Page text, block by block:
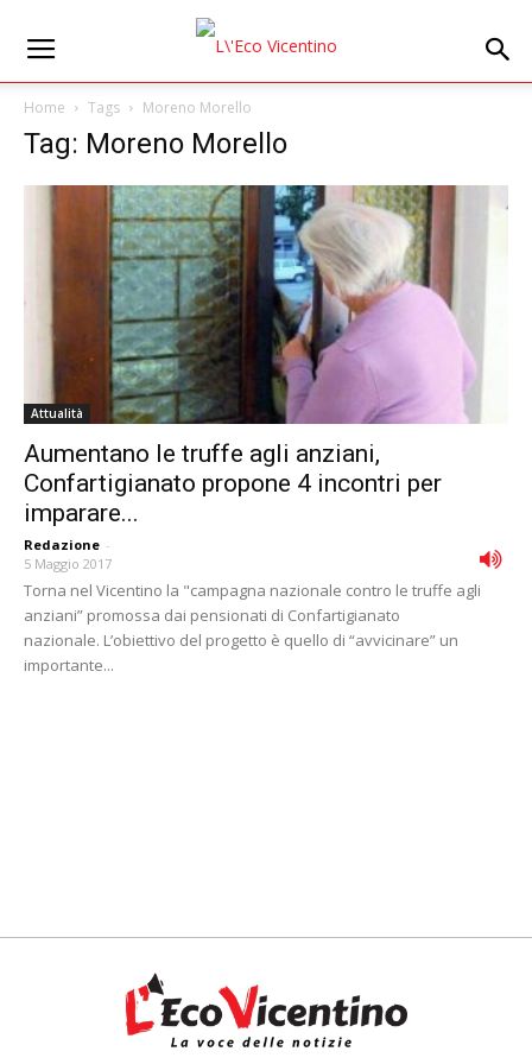
Home Tags Moreno Morello
Tag: Moreno Morello
Attualità
Aumentano le truffe agli anziani,
Confartigianato propone 4 incontri per
imparare...
Redazione -
5 Maggio 2017
Torna nel Vicentino la "campagna nazionale contro le truffe agli
anziani” promossa dai pensionati di Confartigianato
nazionale. L’obiettivo del progetto è quello di “avvicinare” un
importante...